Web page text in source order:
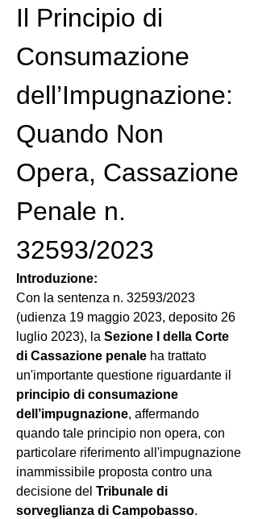
Il Principio di
Consumazione
dell’Impugnazione:
Quando Non
Opera, Cassazione
Penale n.
32593/2023
Introduzione:
Con la sentenza n. 32593/2023
(udienza 19 maggio 2023, deposito 26
luglio 2023), la Sezione I della Corte
di Cassazione penale ha trattato
principio di consumazione
dell’impugnazione, affermando
quando tale principio non opera, con
particolare riferimento all'impugnazione
inammissibile proposta contro una
decisione del Tribunale di
sorveglianza di Campobasso.